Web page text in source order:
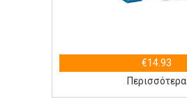
€14.93
Περισσότερα